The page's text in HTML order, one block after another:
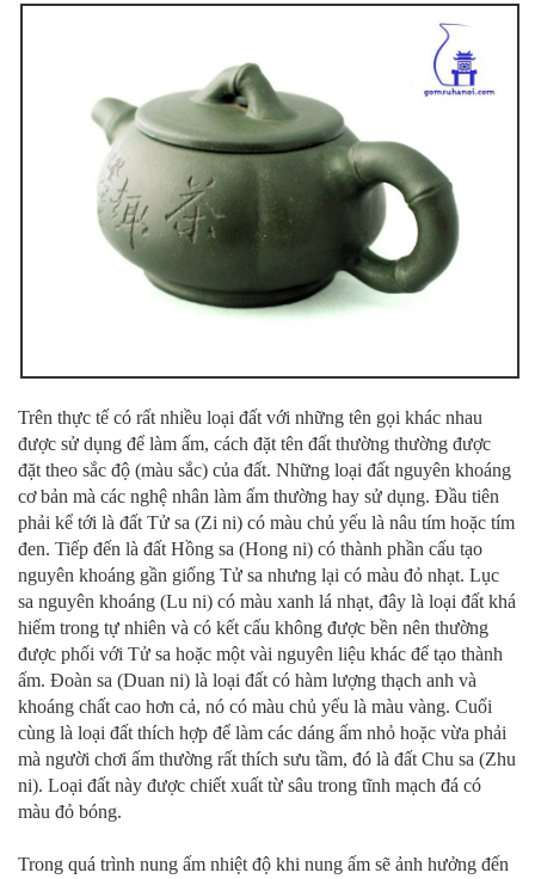
Trên thực tế có rất nhiều loại đất với những tên gọi khác nhau
được sử dụng để làm ấm, cách đặt tên đất thường thường được
đặt theo sắc độ (màu sắc) của đất. Những loại đất nguyên khoáng
cơ bản mà các nghệ nhân làm ấm thường hay sử dụng. Đầu tiên
phải kể tới là đất Tử sa (Zi ni) có màu chủ yếu là nâu tím hoặc tím
đen. Tiếp đến là đất Hồng sa (Hong ni) có thành phần cấu tạo
nguyên khoáng gần giống Tử sa nhưng lại có màu đỏ nhạt. Lục
sa nguyên khoáng (Lu ni) có màu xanh lá nhạt, đây là loại đất khá
hiếm trong tự nhiên và có kết cấu không được bền nên thường
được phối với Tử sa hoặc một vài nguyên liệu khác để tạo thành
ấm. Đoàn sa (Duan ni) là loại đất có hàm lượng thạch anh và
khoáng chất cao hơn cả, nó có màu chủ yếu là màu vàng. Cuối
cùng là loại đất thích hợp để làm các dáng ấm nhỏ hoặc vừa phải
mà người chơi ấm thường rất thích sưu tầm, đó là đất Chu sa (Zhu
ni). Loại đất này được chiết xuất từ sâu trong tĩnh mạch đá có
màu đỏ bóng.
Trong quá trình nung ấm nhiệt độ khi nung ấm sẽ ảnh hưởng đến